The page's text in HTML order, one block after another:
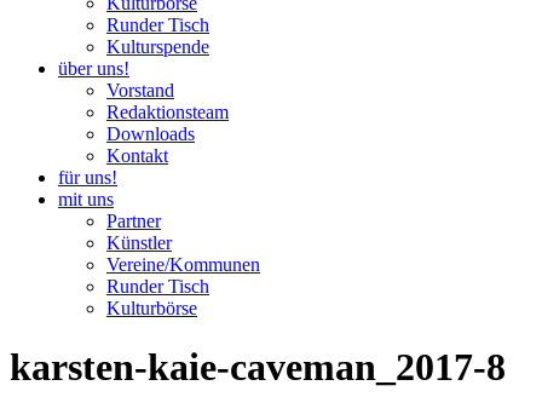
Runder Tisch
Kulturspende
über uns!
Vorstand
Redaktionsteam
Downloads
Kontakt
für uns!
mit uns
Partner
Künstler
Vereine/Kommunen
Runder Tisch
Kulturbörse
karsten-kaie-caveman_2017-8